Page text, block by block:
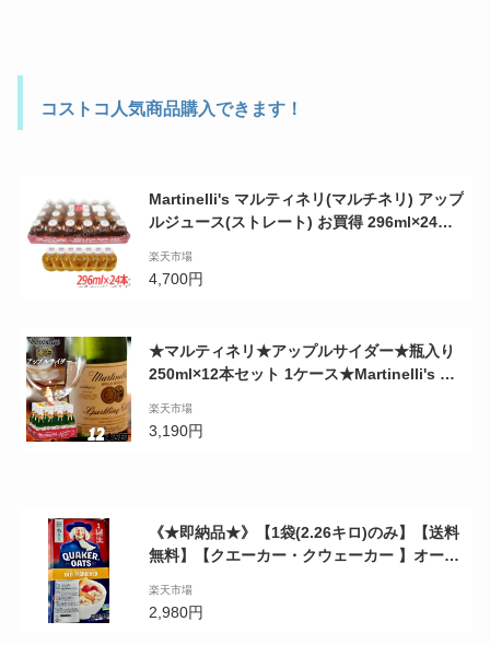
コストコ人気商品購入できます！
Martinelli's マルティネリ(マルチネリ) アップ
ルジュース(ストレート) お買得 296ml×24本
い♪★嬉しい送料無料★[3]
楽天市場
4,700円
★マルティネリ★アップルサイダー★瓶入り
250ml×12本セット 1ケース★Martinelli's GO
ス マーティネリ マルチネリ Martinelli コス
トコ サイダー パーティー クリスマス 誕生日
楽天市場
3,190円
《★即納品★》【1袋(2.26キロ)のみ】【送料
無料】【クエーカー・クウェーカー 】オール
AKER OATMEAL シリアル！クェーカ
ー・クウェーカー クエーカー】【コストコ通
楽天市場
2,980円